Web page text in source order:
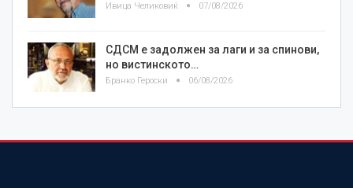
Ивица Челиковиќ 07/08/2026
СДСМ е задолжен за лаги и за спинови,
но вистинското…
Бранко Героски 06/08/2026